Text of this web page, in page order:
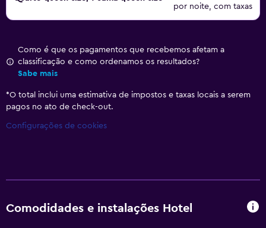
por noite, com taxas
Como é que os pagamentos que recebemos afetam a
classificação e como ordenamos os resultados?
Sabe mais
*O total inclui uma estimativa de impostos e taxas locais a serem
pagos no ato de check-out.
Configurações de cookies
Comodidades e instalações Hotel